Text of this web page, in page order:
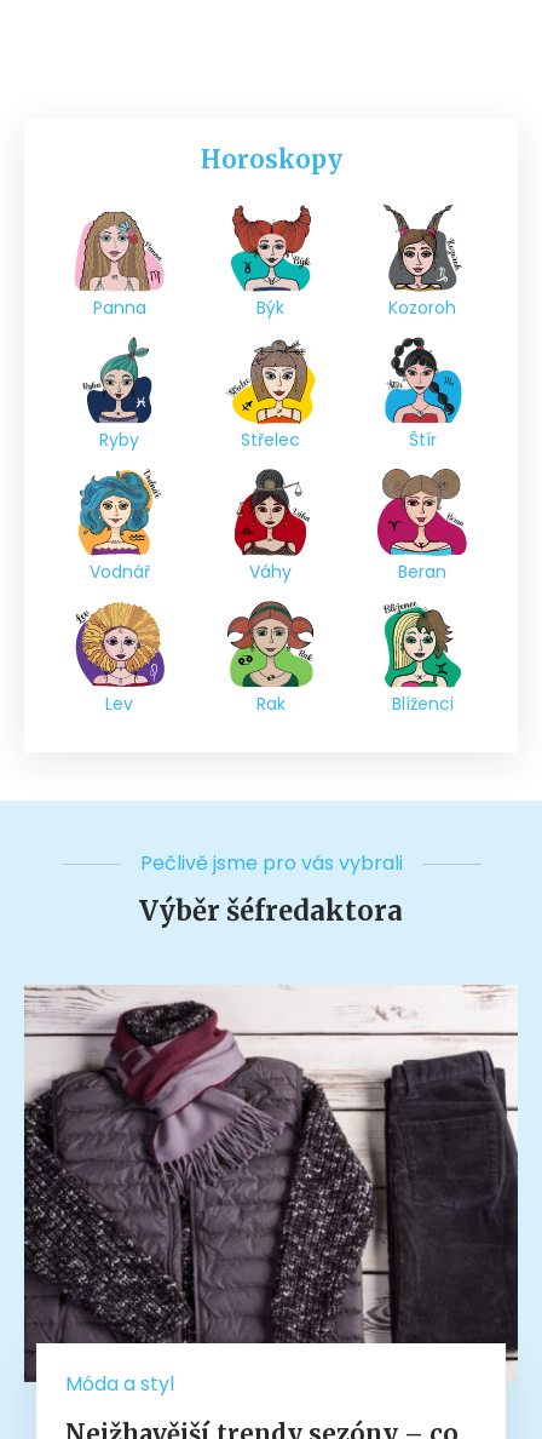
Horoskopy
Panna Býk Kozoroh
Ryby Střelec Štír
Vodnář Váhy Beran
Lev Rak Blíženci
Pečlivě jsme pro vás vybrali
Výběr šéfredaktora
Móda a styl
Nejžhavější trendy sezóny – co